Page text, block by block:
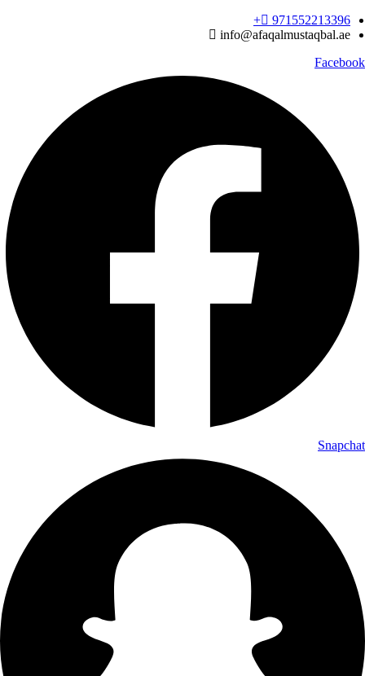
Skip
to
971552213396‬+
info@afaqalmustaqbal.ae
Facebook
Snapchat